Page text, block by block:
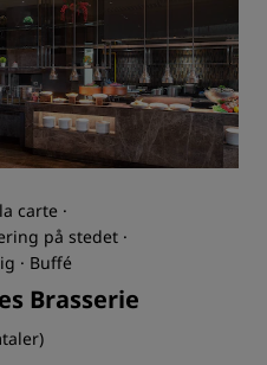
carte ·
på stedet ·
· Buffé
Brasserie